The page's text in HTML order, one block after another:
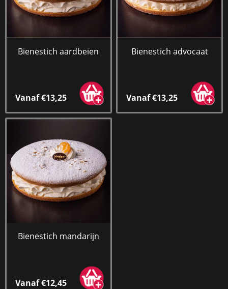
Bienestich aardbeien
Vanaf €13,25
Bienestich advocaat
Vanaf €13,25
Bienestich mandarijn
Vanaf €12,45